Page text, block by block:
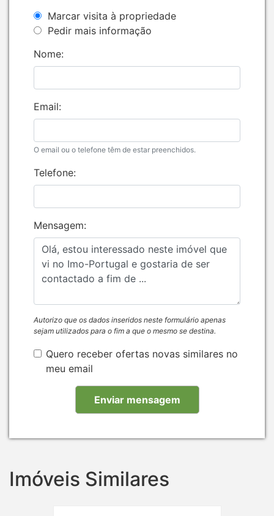
Marcar visita à propriedade
Pedir mais informação
Nome:
Email:
O email ou o telefone têm de estar preenchidos.
Telefone:
Mensagem:
Autorizo que os dados inseridos neste formulário apenas
sejam utilizados para o fim a que o mesmo se destina.
Quero receber ofertas novas similares no
meu email
Imóveis Similares